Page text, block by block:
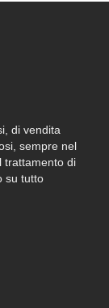
di vendita
sempre nel
trattamento di
su tutto